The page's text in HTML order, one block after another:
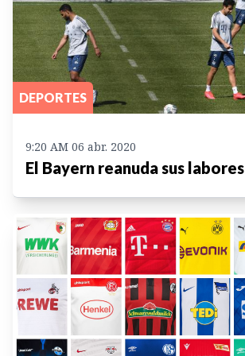
DEPORTES
9:20 AM 06 abr. 2020
El Bayern reanuda sus labores